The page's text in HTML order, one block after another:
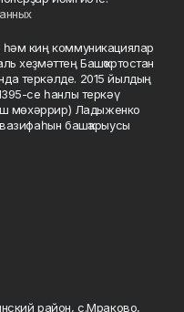
киң коммуникациялар
хеҙмәттең Башҡортостан
теркәлде. 2015 йылдың
се һанлы теркәү
мөхәррир) Ладыженко
башҡарыусы
район, с.Мраково,